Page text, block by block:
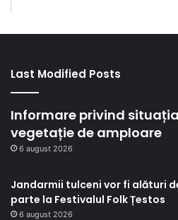
Last Modified Posts
Informare privind
vegetație de amploare
6 august 2026
Jandarmii tulceni vor fi alături
parte la Festivalul Folk Țestos
6 august 2026